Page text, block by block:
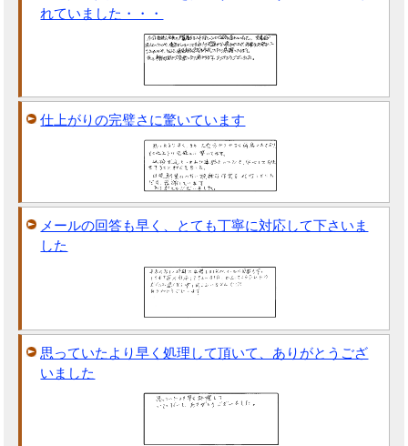
れていました・・・
仕上がりの完璧さに驚いています
メールの回答も早く、とても丁寧に対応して下さいま
した
思っていたより早く処理して頂いて、ありがとうござ
いました